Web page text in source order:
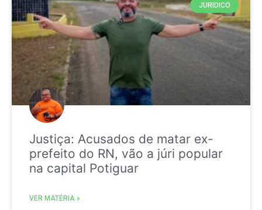
JURIDICO
Justiça: Acusados de matar ex-
prefeito do RN, vão a júri popular
na capital Potiguar
VER MATÉRIA »